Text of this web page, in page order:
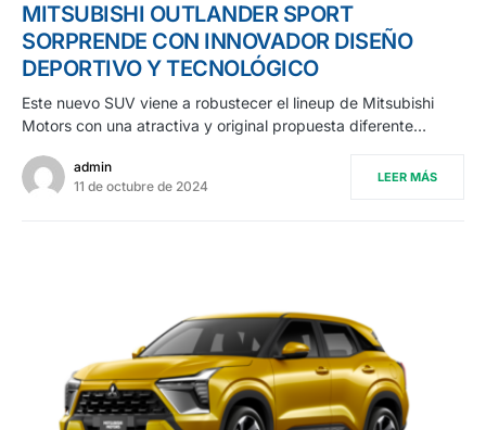
MITSUBISHI OUTLANDER SPORT
SORPRENDE CON INNOVADOR DISEÑO
DEPORTIVO Y TECNOLÓGICO
Este nuevo SUV viene a robustecer el lineup de Mitsubishi
Motors con una atractiva y original propuesta diferente…
admin
11 de octubre de 2024
LEER MÁS